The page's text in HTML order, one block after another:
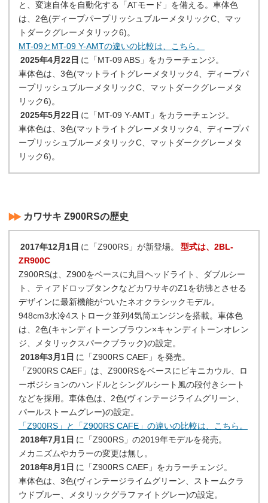
と、変速自体を自動化する「ATモード」を備える。車体色
は、2色(ディープパープリッシュブルーメタリックC、マッ
トダークグレーメタリック6)。
MT-09とMT-09 Y-AMTの違いの比較は、こちら。
2025年4月22日 に「MT-09 ABS」をカラーチェンジ。
車体色は、3色(マットライトグレーメタリック4、ディープパ
ープリッシュブルーメタリックC、マットダークグレーメタ
リック6)。
2025年5月22日 に「MT-09 Y-AMT」をカラーチェンジ。
車体色は、3色(マットライトグレーメタリック4、ディープパ
ープリッシュブルーメタリックC、マットダークグレーメタ
リック6)。
カワサキ Z900RSの歴史
2017年12月1日 に「Z900RS」が新登場。
型式は、2BL-
ZR900C
Z900RSは、Z900をベースに丸目ヘッドライト、ダブルシー
ト、ティアドロップタンクなどカワサキのZ1を彷彿とさせる
デザインに最新機能がついたネオクラシックモデル。
948cm3水冷4ストローク並列4気筒エンジンを搭載。車体色
は、2色(キャンディトーンブラウン×キャンディトーンオレン
ジ、メタリックスパークブラック)の設定。
2018年3月1日 に「Z900RS CAEF」を発売。
「Z900RS CAEF」は、Z900RSをベースにビキニカウル、ロ
ーポジションのハンドルとシングルシート風の段付きシート
などを採用。車体色は、2色(ヴィンテージライムグリーン、
パールストームグレー)の設定。
「Z900RS」と「Z900RS CAFE」の違いの比較は、こちら。
2018年7月1日 に「Z900RS」の2019年モデルを発売。
メカニズムやカラーの変更は無し。
2018年8月1日 に「Z900RS CAEF」をカラーチェンジ。
車体色は、3色(ヴィンテージライムグリーン、ストームクラ
ウドブルー、メタリックグラファイトグレー)の設定。